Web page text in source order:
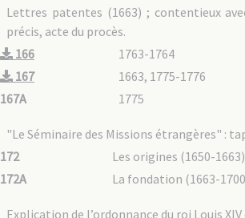
Lettres patentes (1663) ; contentieux
précis, acte du procès.
166
1763-1764
167
1663, 1775-1776
167A
1775
"Le Séminaire des Missions étrangères" :
172
Les origines (1650-1663)
172A
La fondation (1663-
Explication de l’ordonnance du roi Louis